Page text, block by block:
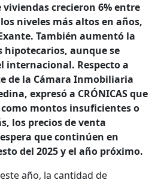
crecieron 6% entre
niveles más altos en años,
También aumentó la
hipotecarios, aunque se
internacional. Respecto a
de la Cámara Inmobiliaria
expresó a CRÓNICAS que
montos insuficientes o
los precios de venta
que continúen en
del 2025 y el año próximo.
año, la cantidad de